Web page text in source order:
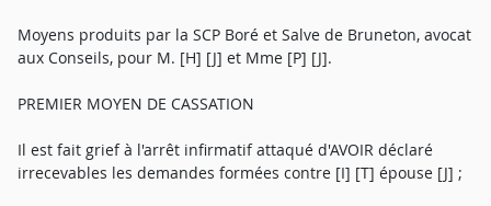
Moyens produits par la SCP Boré et Salve de Bruneton, avocat
aux Conseils, pour M. [H] [J] et Mme [P] [J].
PREMIER MOYEN DE CASSATION
Il est fait grief à l'arrêt infirmatif attaqué d'AVOIR déclaré
irrecevables les demandes formées contre [I] [T] épouse [J] ;